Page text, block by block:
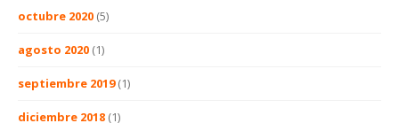
octubre 2020 (5)
agosto 2020 (1)
septiembre 2019(1)
diciembre 2018 (1)